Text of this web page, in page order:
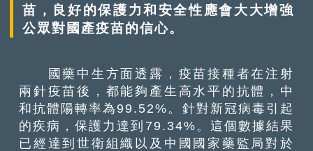
苗，良好的保護力和安全性應會大大增強
公眾對國產疫苗的信心。
國藥中生方面透露，疫苗接種者在注射
兩針疫苗後，都能夠產生高水平的抗體，中
和抗體陽轉率為99.52%。針對新冠病毒引起
的疾病，保護力達到79.34%。這個數據結果
已經達到世衛組織以及中國國家藥監局對於